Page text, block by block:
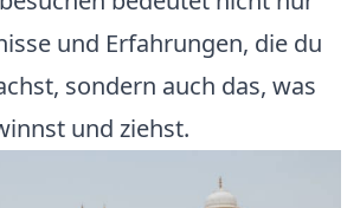
und Erfahrungen, die du
sondern auch das, was
und ziehst.